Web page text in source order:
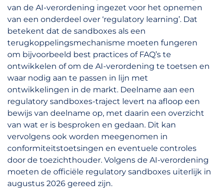
van de AI-verordening ingezet voor het opnemen
van een onderdeel over ‘regulatory learning’. Dat
betekent dat de sandboxes als een
terugkoppelingsmechanisme moeten fungeren
om bijvoorbeeld best practices of FAQ’s te
ontwikkelen of om de AI-verordening te toetsen en
waar nodig aan te passen in lijn met
ontwikkelingen in de markt. Deelname aan een
regulatory sandboxes-traject levert na afloop een
bewijs van deelname op, met daarin een overzicht
van wat er is besproken en gedaan. Dit kan
vervolgens ook worden meegenomen in
conformiteitstoetsingen en eventuele controles
door de toezichthouder. Volgens de AI-verordening
moeten de officiële regulatory sandboxes uiterlijk in
augustus 2026 gereed zijn.